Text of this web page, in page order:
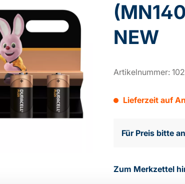
NEW
Artikelnummer:
Lieferzeit auf
Für Preis bitte
Zum Merkzettel